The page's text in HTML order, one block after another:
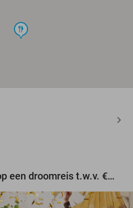
food
Maak gratis kans op een droomreis t.w.v. €3.000!